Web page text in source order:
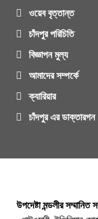
ওয়েব বৃত্তান্ত
চাঁদপুর পরিচিতি
বিজ্ঞাপন মুল্য
আমাদের সম্পর্কে
ক্যারিয়ার
চাঁদপুর এর ডাক্তারগন
উপদেষ্টা মন্ডলীর সম্মানিত